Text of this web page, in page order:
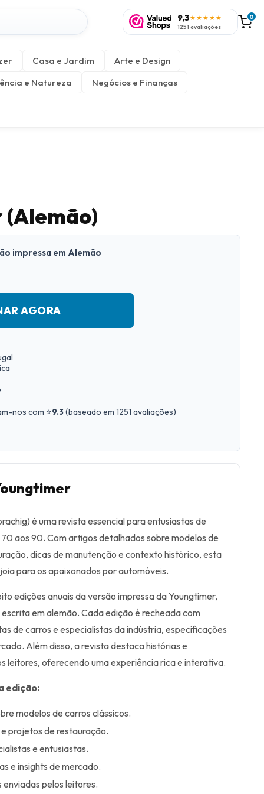
9,3★★★★★
1251 avaliações
0
Casa e Jardim
Arte e Design
e Natureza
Negócios e Finanças
impressa em Alemão
AGORA
nos com ⭐9.3(baseado em 1251 avaliações)
é uma revista essencial para entusiastas de
aos 90. Com artigos detalhados sobre modelos de
dicas de manutenção e contexto histórico, esta
para os apaixonados por automóveis.
edições anuais da versão impressa da Youngtimer,
em alemão. Cada edição é recheada com
de carros e especialistas da indústria, especificações
Além disso, a revista destaca histórias e
leitores, oferecendo uma experiência rica e interativa.
edição:
modelos de carros clássicos.
projetos de restauração.
e entusiastas.
e insights de mercado.
pelos leitores.